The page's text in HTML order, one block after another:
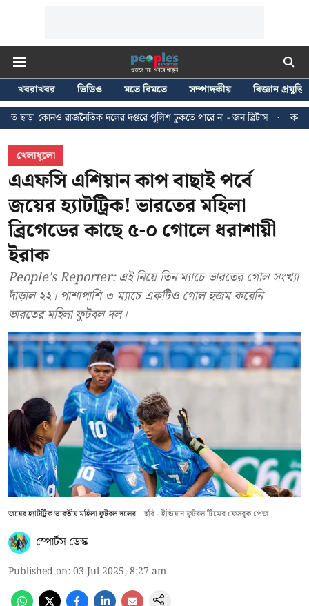
খবরাখবর ভিডিও মতে বিমতে সম্পাদকীয়
বিজ্ঞান প্রযুক্তি
দলের দপ্তরে পুলিশ ঢুকতে পারে না - জন ব্রিটাস
কলকাতায় ২৪ জুলাইয়ের
খেলাধুলো
এএফসি এশিয়ান কাপ বাছাই পর্বে
জয়ের হ্যাটট্রিক! ভারতের মহিলা
ব্রিগেডের কাছে ৫-০ গোলে ধরাশায়ী
ইরাক
People's Reporter: এই নিয়ে তিন ম্যাচে ভারতের গোল সংখ্যা
দাঁড়াল ২২। পাশাপাশি ৩ ম্যাচে একটিও গোল হজম করেনি
ভারতের মহিলা ফুটবল দল।
জয়ের হ্যাটট্রিক ভারতীয় মহিলা ফুটবল দলের ছবি - ইন্ডিয়ান ফুটবল টিমের ফেসবুক পেজ
স্পোর্টস ডেস্ক
Published on:03 Jul 2025, 8:27 am